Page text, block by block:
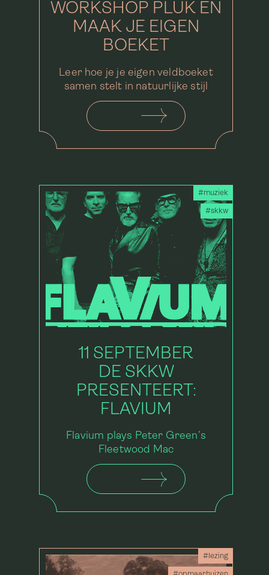
WORKSHOP PLUK EN
MAAK JE EIGEN
BOEKET
Leer hoe je je eigen veldboeket
samen stelt in natuurlijke stijl
#muziek
#skkw
11 SEPTEMBER
DE SKKW
PRESENTEERT:
FLAVIUM
Flavium plays Peter Green’s
Fleetwood Mac
#lezing